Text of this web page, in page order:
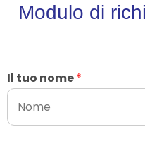
Modulo di
Il tuo nome*